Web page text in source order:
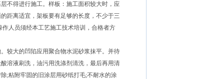
不得进行施工。样板：施工面积较大时，应
距离适宜，架板要有足够的长度，不少于三
人员须经本工艺施工技术培训，合格者方
较大的凹陷应用聚合物水泥砂浆抹平。并待
溶液刷洗，油污用洗涤剂清洗，最后再用清
;粘附牢固的旧涂层用砂纸打毛;不耐水的涂